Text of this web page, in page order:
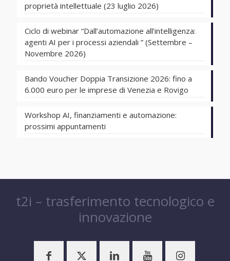
proprietà intellettuale (23 luglio 2026)
Ciclo di webinar “Dall’automazione all’intelligenza:
agenti AI per i processi aziendali ” (Settembre –
Novembre 2026)
Bando Voucher Doppia Transizione 2026: fino a
6.000 euro per le imprese di Venezia e Rovigo
Workshop AI, finanziamenti e automazione:
prossimi appuntamenti
t2i – trasferimento tecnologico e
innovazione